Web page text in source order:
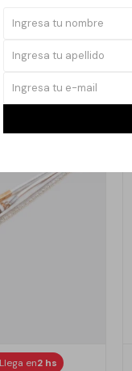
pueden
Llega en2 hs